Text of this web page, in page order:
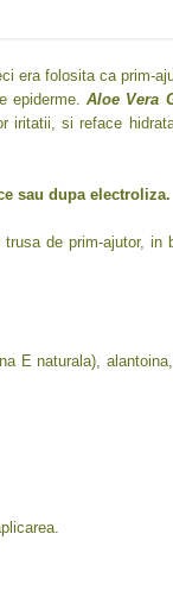
era folosita ca prim-
epiderme.Aloe Vera
iritatii, si reface
sau dupa electroliza.
de prim-ajutor, in
E naturala),